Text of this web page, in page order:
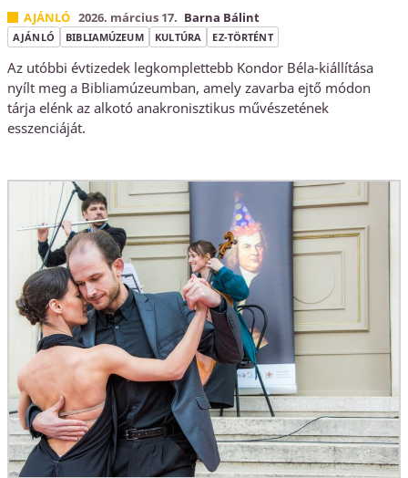
AJÁNLÓ 2026. március 17. Barna Bálint
AJÁNLÓ BIBLIAMÚZEUM KULTÚRA EZ-TÖRTÉNT
Az utóbbi évtizedek legkomplettebb Kondor Béla-kiállítása
nyílt meg a Bibliamúzeumban, amely zavarba ejtő módon
tárja elénk az alkotó anakronisztikus művészetének
esszenciáját.